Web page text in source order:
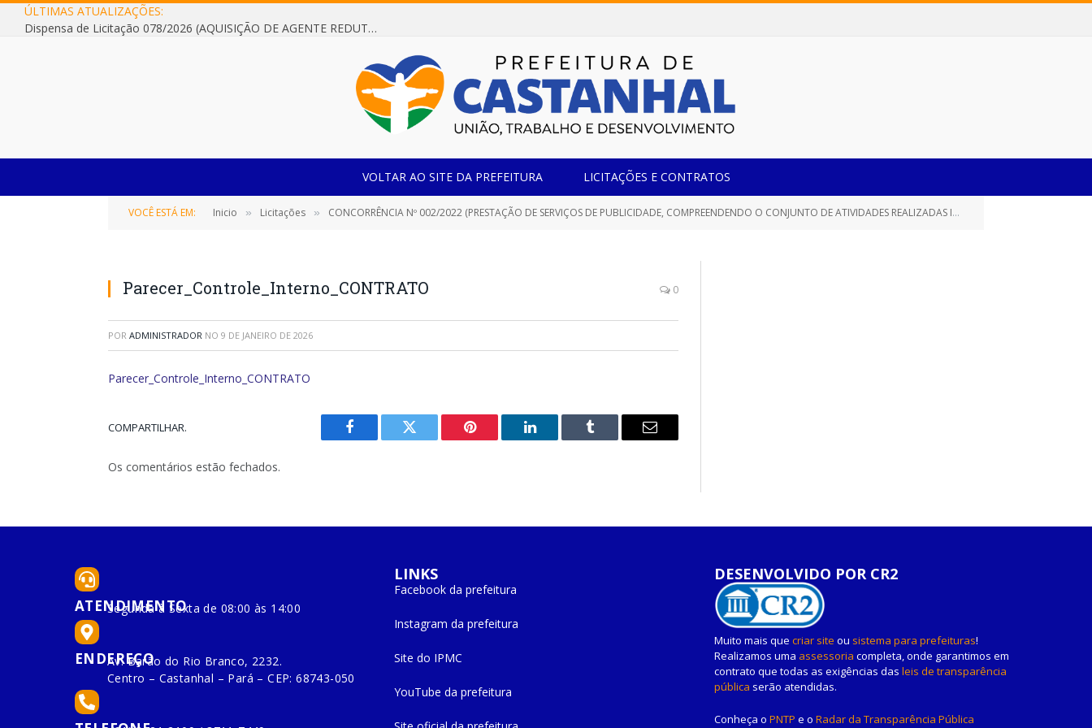
ÚLTIMAS ATUALIZAÇÕES:
Dispensa de Licitação 078/2026 (AQUISIÇÃO DE AGENTE REDUTOR LÍQUIDO AUTOMOTIVO – ARLA 32, PARA ATENDER A FROTA OFICIAL DE VEÍCULOS DA SECRETARIA MUNICIPAL DE EDUCAÇÃO DO MUNICÍPIO DE CASTANHAL/PA)
VOLTAR AO SITE DA PREFEITURA LICITAÇÕES E CONTRATOS
VOCÊ ESTÁ EM: Inicio » Licitações » CONCORRÊNCIA Nº 002/2022 (PRESTAÇÃO DE SERVIÇOS DE PUBLICIDADE, COMPREENDENDO O CONJUNTO DE ATIVIDADES REALIZADAS INTEGRADAMENTE QUE TENHAM POR OBJETIVO O ESTUDO, O PLANEJAMENTO, A CONCEITUAÇÃO, A CONCEPÇÃO, A CRIAÇÃO, A EXECUÇÃO INTERNA, A INTERMEDIAÇÃO E A SUPERVISÃO DA EXECUÇÃO EXTERNA E A DISTRIBUIÇÃO DE AÇÕES PUBLICITÁRIAS PARA PÚBLICOS DE INTERESSE)
Parecer_Controle_Interno_CONTRATO 0
POR ADMINISTRADOR NO 9 DE JANEIRO DE 2026
Parecer_Controle_Interno_CONTRATO
COMPARTILHAR.
Facebook Twitter Pinterest
O
Tumblr
E-
Os comentários estão fechados.
ATENDIMENTO
Segunda à Sexta de 08:00 às 14:00
ENDEREÇO
Av. Barão do Rio Branco, 2232.
Centro – Castanhal – Pará – CEP: 68743-050
LINKS
Facebook da prefeitura
Instagram da prefeitura
Site do IPMC
YouTube da prefeitura
DESENVOLVIDO POR CR2
Muito mais que criar site ou sistema para prefeituras!
Realizamos uma assessoria completa, onde garantimos em
contrato que todas as exigências das leis de transparência
pública serão atendidas.
Conheça o PNTP e o Radar da Transparência Pública